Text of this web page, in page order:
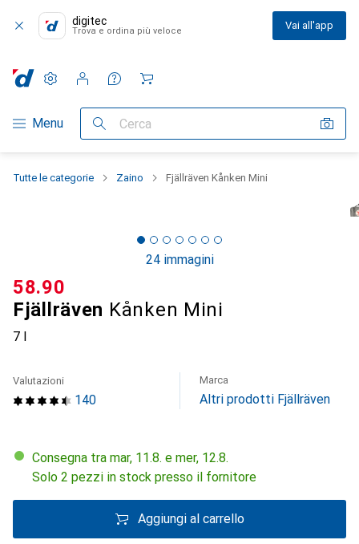
digitec
Trova e ordina più veloce Vai all'app
Categoria Navigazione
Menu Cerca
Impostazioni
Conto cliente
Liste di confronto
Liste dei desideri
Carrello
Tutte le categorie Zaino Fjällräven Kånken Mini
24 immagini
Fjällräven Kånken Mini
7 l
CHF
58.90
140
Valutazioni Marca
Altri prodotti Fjällräven
Consegna tra mar, 11.8. e mer, 12.8.
Solo 2 pezzi in stock presso il fornitore
Aggiungi al carrello